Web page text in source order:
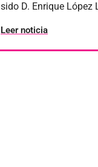
sido D. Enrique López
Leer noticia